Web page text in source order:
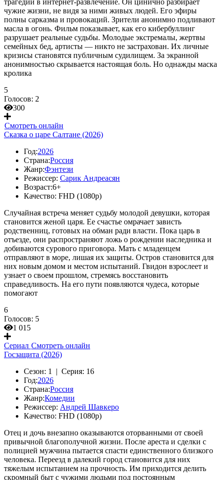
трагедии в интернет-развлечение. Он цинично разбирает
чужие жизни, не видя за ними живых людей. Его эфиры
полны сарказма и провокаций. Зрители анонимно подливают
масла в огонь. Фильм показывает, как его кибербуллинг
разрушает реальные судьбы. Молодые экстремалы, жертвы
семейных бед, артисты — никто не застрахован. Их личные
кризисы становятся публичным судилищем. За экранной
анонимностью скрывается настоящая боль. Но однажды маска
кролика
5
Голосов: 2
300
Смотреть онлайн
Сказка о царе Салтане (2026)
Год:2026
Страна:Россия
Жанр:Фэнтези
Режиссер: Сарик Андреасян
Возраст:6+
Качество: FHD (1080p)
Случайная встреча меняет судьбу молодой девушки, которая
становится женой царя. Ее счастье омрачает зависть
родственниц, готовых на обман ради власти. Пока царь в
отъезде, они распространяют ложь о рождении наследника и
добиваются сурового приговора. Мать с младенцем
отправляют в море, лишая их защиты. Остров становится для
них новым домом и местом испытаний. Гвидон взрослеет и
узнает о своем прошлом, стремясь восстановить
справедливость. На его пути появляются чудеса, которые
помогают
6
Голосов: 5
1 015
Сериал Смотреть онлайн
Госзащита (2026)
Сезон: 1 | Серия: 16
Год:2026
Страна:Россия
Жанр:Комедии
Режиссер: Андрей Шавкеро
Качество: FHD (1080p)
Отец и дочь внезапно оказываются оторванными от своей
привычной благополучной жизни. После ареста и сделки с
полицией мужчина пытается спасти единственного близкого
человека. Переезд в далекий город становится для них
тяжелым испытанием на прочность. Им приходится делить
скромный быт с чужими людьми под постоянным